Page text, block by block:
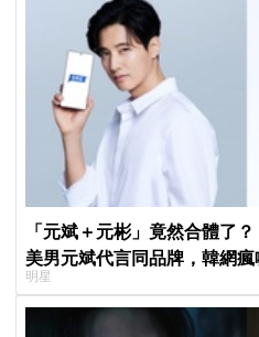
「元斌＋元彬」竟然合體了
美男元斌代言同品牌，韓網瘋
明星